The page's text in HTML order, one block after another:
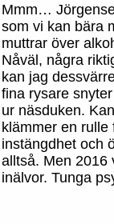
Mmm…
som vi kan bära
muttrar över
Nåväl, några
kan jag
fina rysare
ur näsduken.
klämmer en rulle
instängdhet och
alltså. Men 2016
inälvor. Tunga